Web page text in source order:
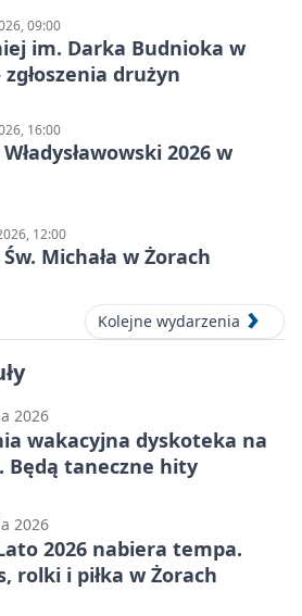
09:00
im. Darka Budnioka w
zgłoszenia drużyn
16:00
2026 w
12:00
Michała w Żorach
Kolejne wydarzenia
2026
wakacyjna dyskoteka na
Będą taneczne hity
2026
2026 nabiera tempa.
rolki i piłka w Żorach